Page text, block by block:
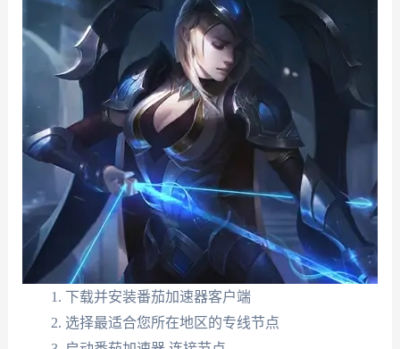
下载并安装番茄加速器客户端
选择最适合您所在地区的专线节点